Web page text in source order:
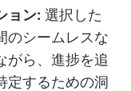
ョン: 選択した
のシームレスな
がら、進捗を追
定するための洞